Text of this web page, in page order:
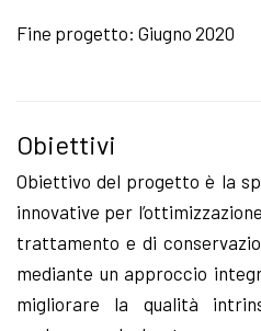
Fine progetto: Giugno 2020
Obiettivi
Obiettivo del progetto è la
innovative per
trattamento e di
mediante un approccio
migliorare la qualità